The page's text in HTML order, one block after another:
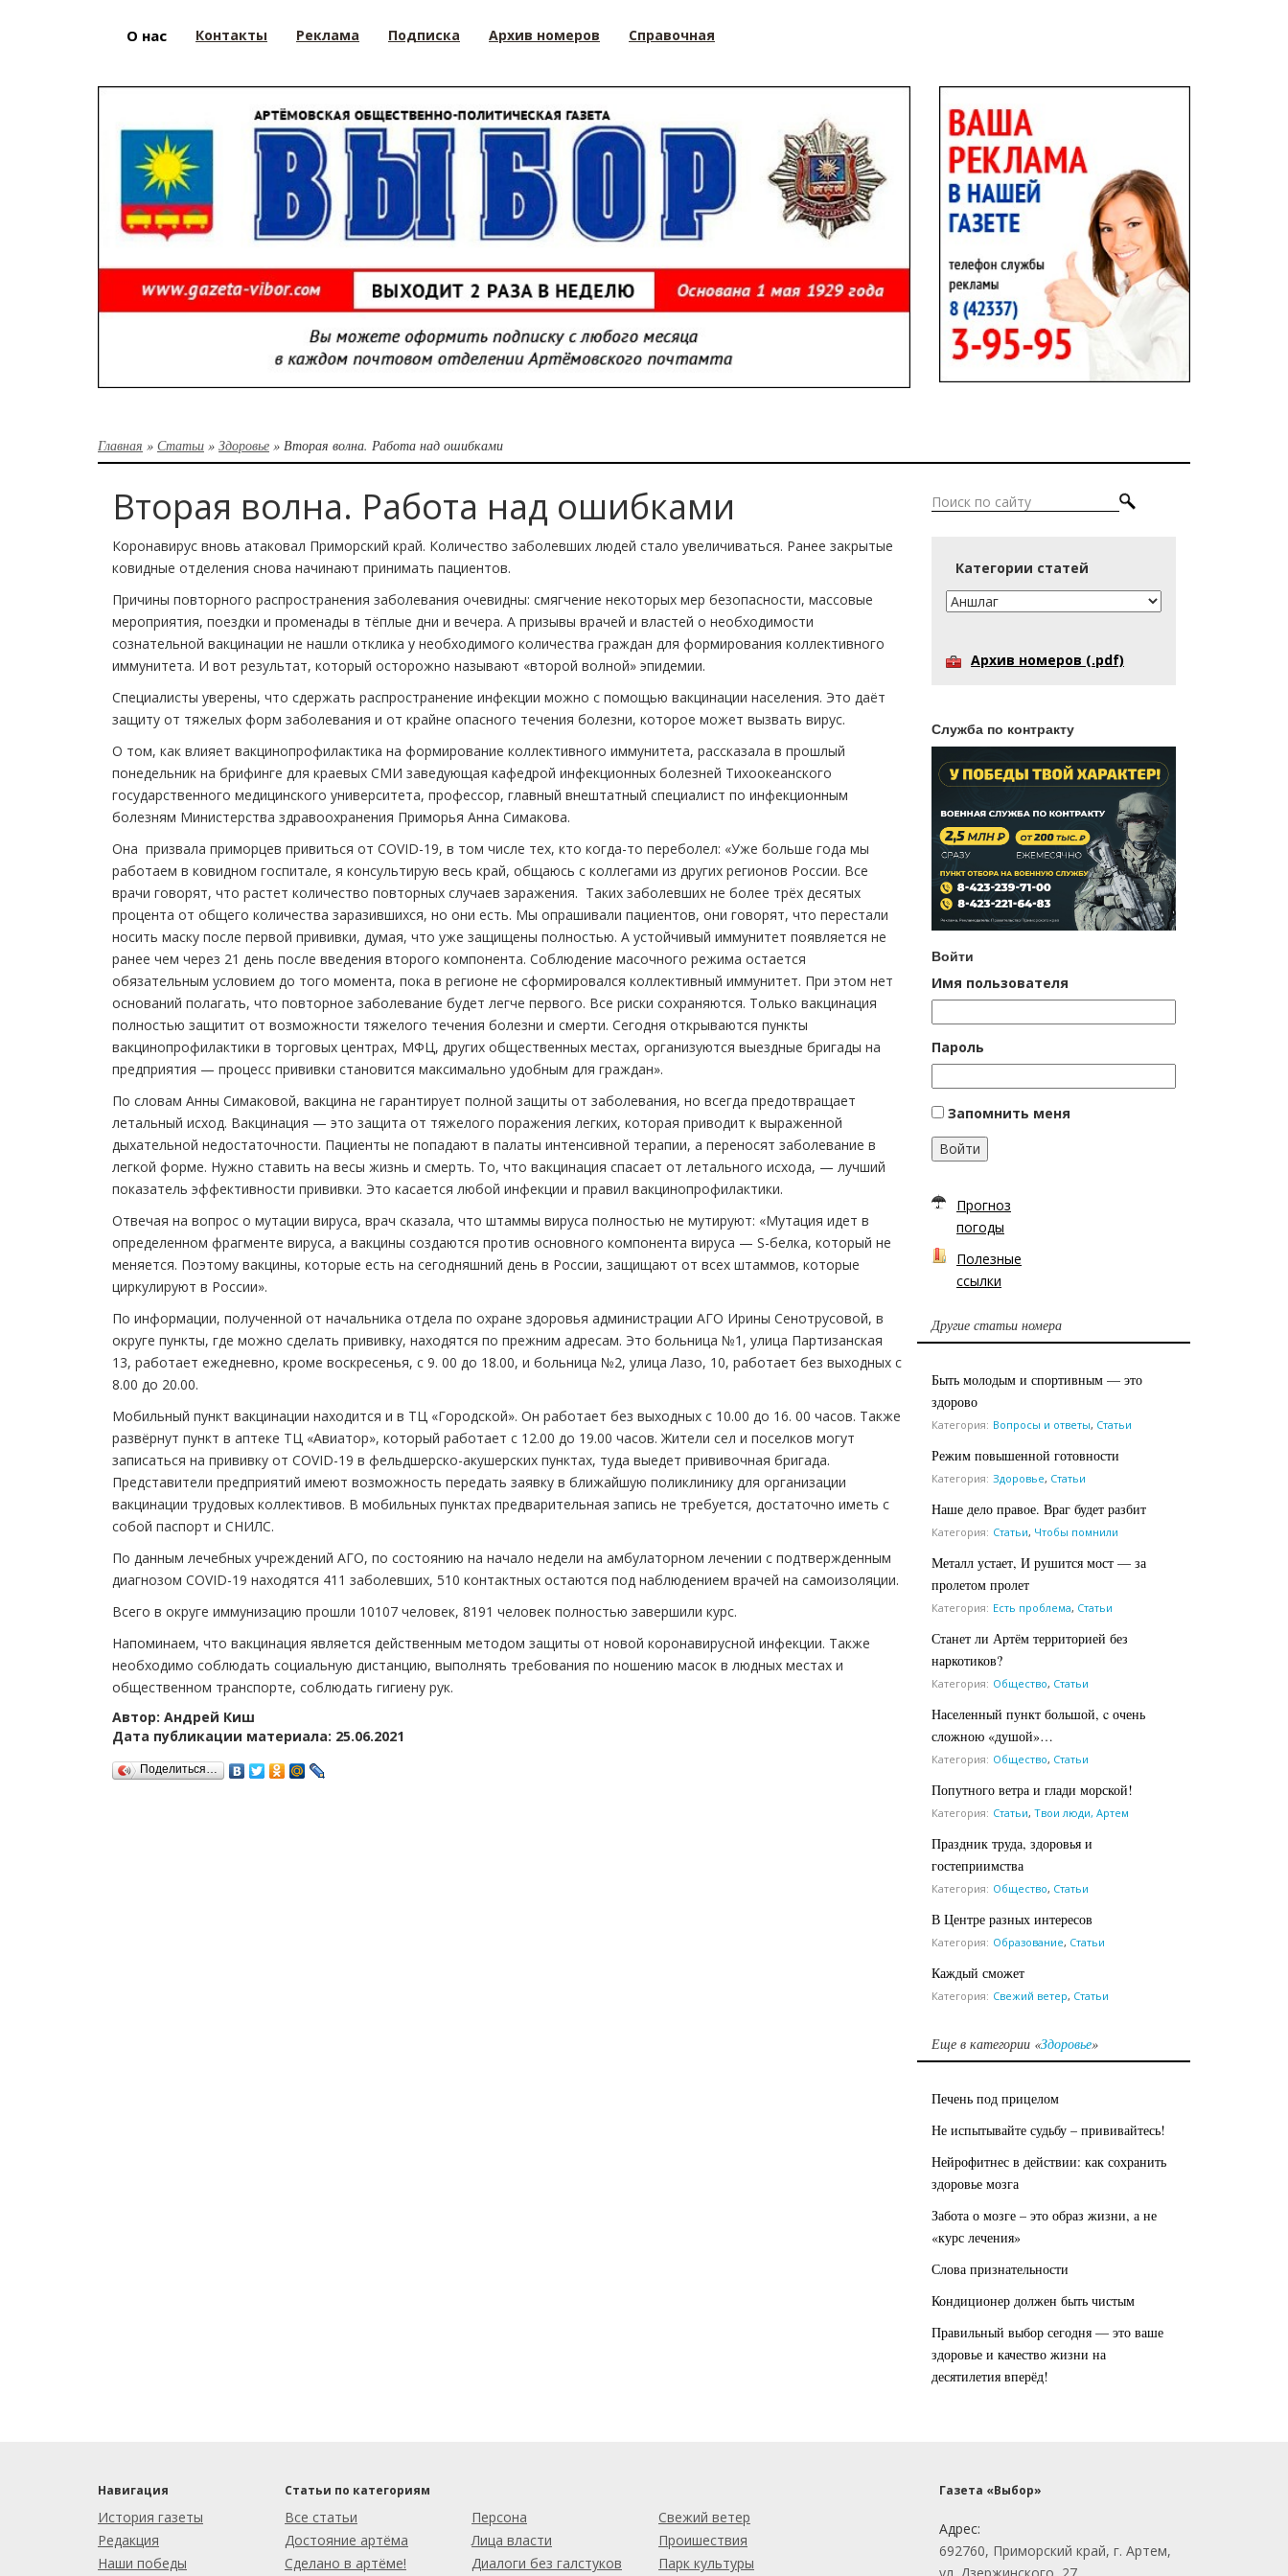
О нас Контакты Реклама Подписка Архив номеров Справочная
Главная » Статьи » Здоровье » Вторая волна. Работа над ошибками
Вторая волна. Работа над ошибками
Коронавирус вновь атаковал Приморский край. Количество заболевших людей стало увеличиваться. Ранее закрытые
ковидные отделения снова начинают принимать пациентов.
Причины повторного распространения заболевания очевидны: смягчение некоторых мер безопасности, массовые
мероприятия, поездки и променады в тёплые дни и вечера. А призывы врачей и властей о необходимости
сознательной вакцинации не нашли отклика у необходимого количества граждан для формирования коллективного
иммунитета. И вот результат, который осторожно называют «второй волной» эпидемии.
Специалисты уверены, что сдержать распространение инфекции можно с помощью вакцинации населения. Это даёт
защиту от тяжелых форм заболевания и от крайне опасного течения болезни, которое может вызвать вирус.
О том, как влияет вакцинопрофилактика на формирование коллективного иммунитета, рассказала в прошлый
понедельник на брифинге для краевых СМИ заведующая кафедрой инфекционных болезней Тихоокеанского
государственного медицинского университета, профессор, главный внештатный специалист по инфекционным
болезням Министерства здравоохранения Приморья Анна Симакова.
Она призвала приморцев привиться от COVID-19, в том числе тех, кто когда-то переболел: «Уже больше года мы
работаем в ковидном госпитале, я консультирую весь край, общаюсь с коллегами из других регионов России. Все
врачи говорят, что растет количество повторных случаев заражения. Таких заболевших не более трёх десятых
процента от общего количества заразившихся, но они есть. Мы опрашивали пациентов, они говорят, что перестали
носить маску после первой прививки, думая, что уже защищены полностью. А устойчивый иммунитет появляется не
ранее чем через 21 день после введения второго компонента. Соблюдение масочного режима остается
обязательным условием до того момента, пока в регионе не сформировался коллективный иммунитет. При этом нет
оснований полагать, что повторное заболевание будет легче первого. Все риски сохраняются. Только вакцинация
полностью защитит от возможности тяжелого течения болезни и смерти. Сегодня открываются пункты
вакцинопрофилактики в торговых центрах, МФЦ, других общественных местах, организуются выездные бригады на
предприятия — процесс прививки становится максимально удобным для граждан».
По словам Анны Симаковой, вакцина не гарантирует полной защиты от заболевания, но всегда предотвращает
летальный исход. Вакцинация — это защита от тяжелого поражения легких, которая приводит к выраженной
дыхательной недостаточности. Пациенты не попадают в палаты интенсивной терапии, а переносят заболевание в
легкой форме. Нужно ставить на весы жизнь и смерть. То, что вакцинация спасает от летального исхода, — лучший
показатель эффективности прививки. Это касается любой инфекции и правил вакцинопрофилактики.
Отвечая на вопрос о мутации вируса, врач сказала, что штаммы вируса полностью не мутируют: «Мутация идет в
определенном фрагменте вируса, а вакцины создаются против основного компонента вируса — S-белка, который не
меняется. Поэтому вакцины, которые есть на сегодняшний день в России, защищают от всех штаммов, которые
циркулируют в России».
По информации, полученной от начальника отдела по охране здоровья администрации АГО Ирины Сенотрусовой, в
округе пункты, где можно сделать прививку, находятся по прежним адресам. Это больница №1, улица Партизанская
13, работает ежедневно, кроме воскресенья, с 9. 00 до 18.00, и больница №2, улица Лазо, 10, работает без выходных с
8.00 до 20.00.
Мобильный пункт вакцинации находится и в ТЦ «Городской». Он работает без выходных с 10.00 до 16. 00 часов. Также
развёрнут пункт в аптеке ТЦ «Авиатор», который работает с 12.00 до 19.00 часов. Жители сел и поселков могут
записаться на прививку от COVID-19 в фельдшерско-акушерских пунктах, туда выедет прививочная бригада.
Представители предприятий имеют возможность передать заявку в ближайшую поликлинику для организации
вакцинации трудовых коллективов. В мобильных пунктах предварительная запись не требуется, достаточно иметь с
собой паспорт и СНИЛС.
По данным лечебных учреждений АГО, по состоянию на начало недели на амбулаторном лечении с подтвержденным
диагнозом COVID-19 находятся 411 заболевших, 510 контактных остаются под наблюдением врачей на самоизоляции.
Всего в округе иммунизацию прошли 10107 человек, 8191 человек полностью завершили курс.
Напоминаем, что вакцинация является действенным методом защиты от новой коронавирусной инфекции. Также
необходимо соблюдать социальную дистанцию, выполнять требования по ношению масок в людных местах и
общественном транспорте, соблюдать гигиену рук.
Автор: Андрей Киш
Дата публикации материала: 25.06.2021
Поделиться…
Категории статей
Архив номеров (.pdf)
Служба по контракту
Войти
Имя пользователя
Пароль
Запомнить меня
Войти
Прогноз
погоды
Полезные
ссылки
Другие статьи номера
Быть молодым и спортивным — это
здорово
Категория: Вопросы и ответы, Статьи
Режим повышенной готовности
Категория: Здоровье, Статьи
Наше дело правое. Враг будет разбит
Категория: Статьи, Чтобы помнили
Металл устает, И рушится мост — за
пролетом пролет
Категория: Есть проблема, Статьи
Станет ли Артём территорией без
наркотиков?
Категория: Общество, Статьи
Населенный пункт большой, c очень
сложною «душой»…
Категория: Общество, Статьи
Попутного ветра и глади морской!
Категория: Статьи, Твои люди, Артем
Праздник труда, здоровья и
гостеприимства
Категория: Общество, Статьи
В Центре разных интересов
Категория: Образование, Статьи
Каждый сможет
Категория: Свежий ветер, Статьи
Еще в категории «Здоровье»
Печень под прицелом
Не испытывайте судьбу – прививайтесь!
Нейрофитнес в действии: как сохранить
здоровье мозга
Забота о мозге – это образ жизни, а не
«курс лечения»
Слова признательности
Кондиционер должен быть чистым
Правильный выбор сегодня — это ваше
здоровье и качество жизни на
десятилетия вперёд!
Навигация
История газеты
Редакция
Наши победы
Статьи по категориям
Все статьи
Достояние артёма
Сделано в артёме!
Персона
Лица власти
Диалоги без галстуков
Свежий ветер
Проишествия
Парк культуры
Газета «Выбор»
Адрес:
692760, Приморский край, г. Артем,
ул. Дзержинского, 27